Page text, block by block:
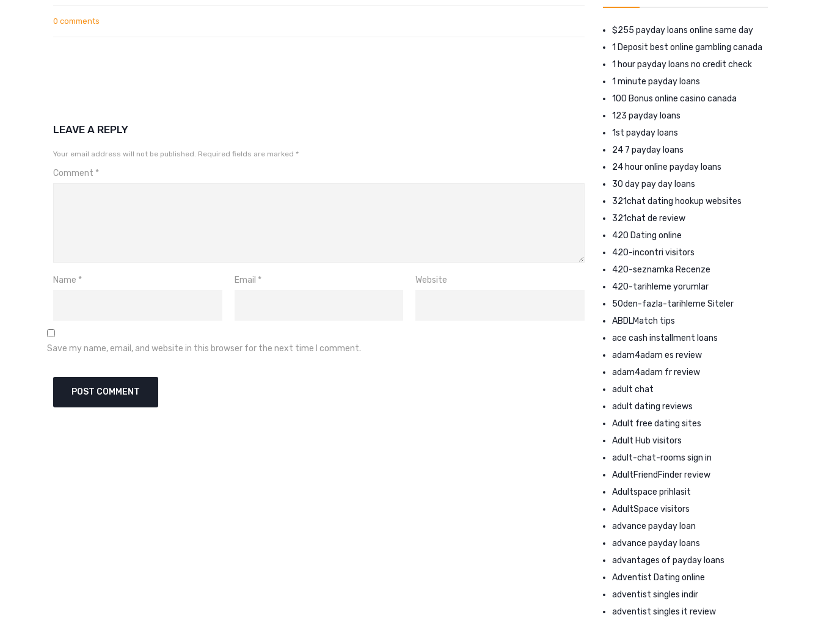
0 comments
LEAVE A REPLY
Your email address will not be published. Required fields are marked *
Comment *
Name * Email * Website
Save my name, email, and website in this browser for the next time I comment.
$255 payday loans online same day
1 Deposit best online gambling canada
1 hour payday loans no credit check
1 minute payday loans
100 Bonus online casino canada
123 payday loans
1st payday loans
24 7 payday loans
24 hour online payday loans
30 day pay day loans
321chat dating hookup websites
321chat de review
420 Dating online
420-incontri visitors
420-seznamka Recenze
420-tarihleme yorumlar
50den-fazla-tarihleme Siteler
ABDLMatch tips
ace cash installment loans
adam4adam es review
adam4adam fr review
adult chat
adult dating reviews
Adult free dating sites
Adult Hub visitors
adult-chat-rooms sign in
AdultFriendFinder review
Adultspace prihlasit
AdultSpace visitors
advance payday loan
advance payday loans
advantages of payday loans
Adventist Dating online
adventist singles indir
adventist singles it review